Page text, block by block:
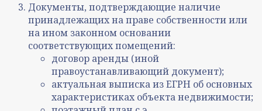
Документы, подтверждающие наличие
принадлежащих на праве собственности или
на ином законном основании
соответствующих помещений:
договор аренды (иной
правоустанавливающий документ);
актуальная выписка из ЕГРН об основных
характеристиках объекта недвижимости;